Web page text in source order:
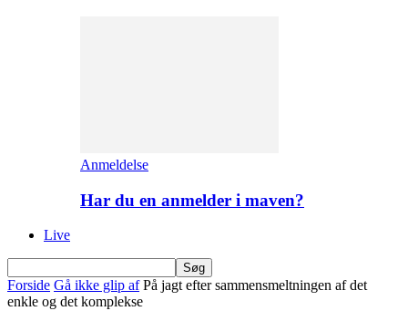
Anmeldelse
Har du en anmelder i maven?
Live
Forside Gå ikke glip af På jagt efter sammensmeltningen af det
enkle og det komplekse